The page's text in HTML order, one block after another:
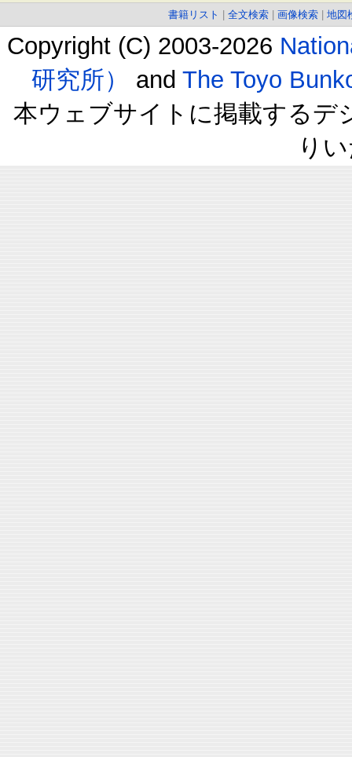
書籍リスト 全文検索 画像検索 地図
Copyright (C) 2003-2026
研究所）
and The Toyo
本ウェブサイトに掲載するデ
り